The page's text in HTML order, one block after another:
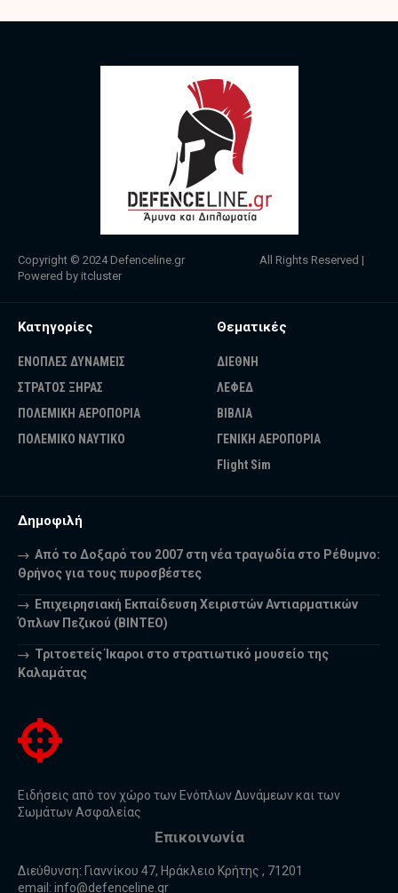
Copyright © 2024 Defenceline.gr All Rights Reserved |
Powered by itcluster
Κατηγορίες
ΕΝΟΠΛΕΣ ΔΥΝΑΜΕΙΣ
ΣΤΡΑΤΟΣ ΞΗΡΑΣ
ΠΟΛΕΜΙΚΗ ΑΕΡΟΠΟΡΙΑ
ΠΟΛΕΜΙΚΟ ΝΑΥΤΙΚΟ
Θεματικές
ΔΙΕΘΝΗ
ΛΕΦΕΔ
ΒΙΒΛΙΑ
ΓΕΝΙΚΗ ΑΕΡΟΠΟΡΙΑ
Flight Sim
Δημοφιλή
Από το Δοξαρό του 2007 στη νέα τραγωδία στο Ρέθυμνο:
Θρήνος για τους πυροσβέστες
Επιχειρησιακή Εκπαίδευση Χειριστών Αντιαρματικών
Όπλων Πεζικού (ΒΙΝΤΕΟ)
Τριτοετείς Ίκαροι στο στρατιωτικό μουσείο της
Καλαμάτας
Ειδήσεις από τον χώρο των Ενόπλων Δυνάμεων και των
Σωμάτων Ασφαλείας
Επικοινωνία
Διεύθυνση: Γιαννίκου 47, Ηράκλειο Κρήτης , 71201
email: info@defenceline.gr